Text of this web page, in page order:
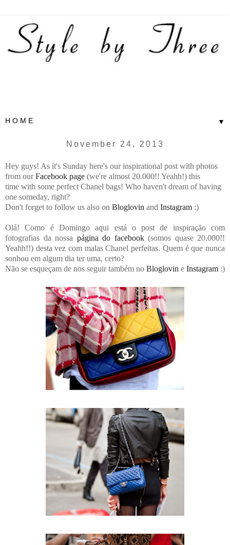
▼
November 24, 2013
Hey guys! As it's Sunday here's our inspirational post with photos
from ourFacebook page (we're almost 20.000!! Yeahh!) this
time with some perfect Chanel bags! Who haven't dream of having
one someday, right?
Don't forget to follow us also on Bloglovin and Instagram :)
Olá! Como é Domingo aqui está o post de inspiração com
fotografias da nossa página do facebook(somos quase 20.000!!
Yeahh!!) desta vez com malas Chanel perfeitas. Quem é que nunca
sonhou em algum dia ter uma, certo?
Não se esqueçam de nos seguir também no Bloglovin e Instagram :)